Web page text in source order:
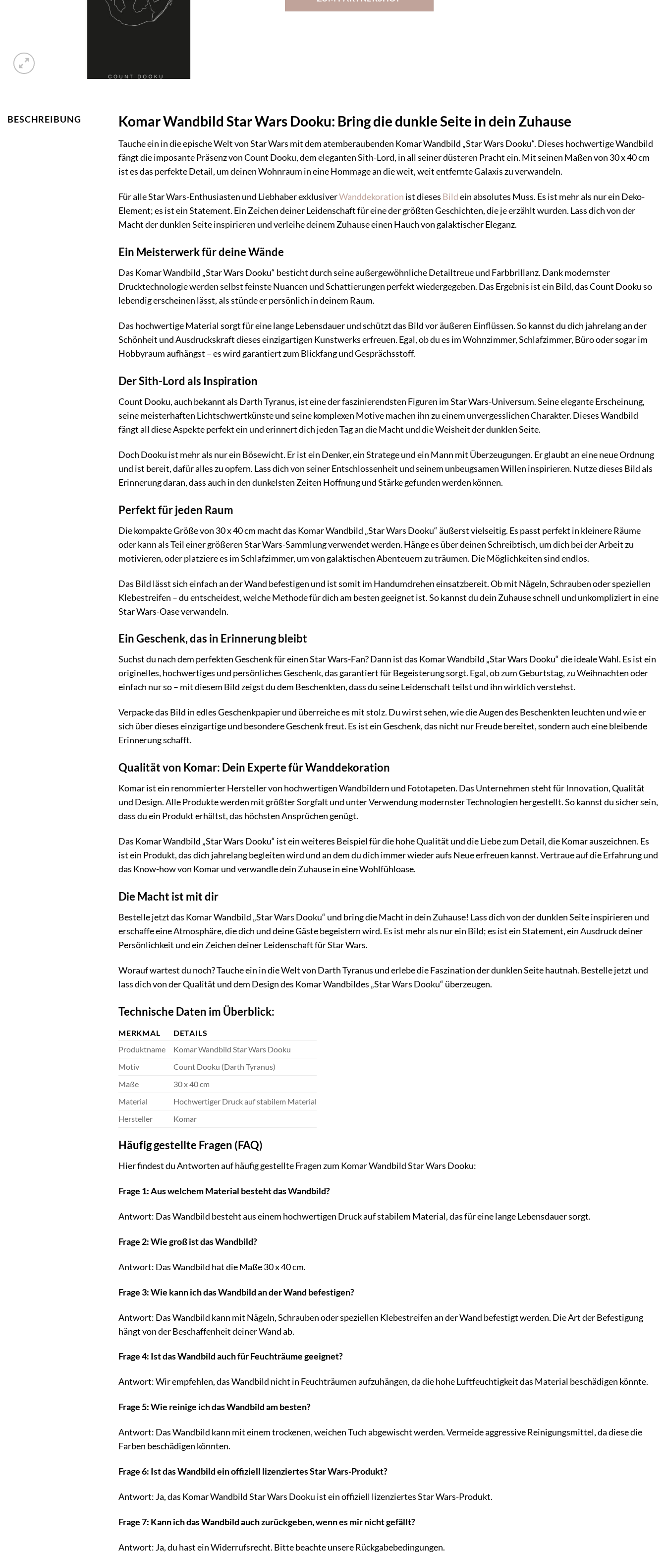
BESCHREIBUNG Komar Wandbild Star Wars Dooku: Bring die dunkle Seite in dein Zuhause
Tauche ein in die epische Welt von Star Wars mit dem atemberaubenden Komar Wandbild „Star Wars Dooku“. Dieses hochwertige Wandbild
fängt die imposante Präsenz von Count Dooku, dem eleganten Sith-Lord, in all seiner düsteren Pracht ein. Mit seinen Maßen von 30 x 40 cm
ist es das perfekte Detail, um deinen Wohnraum in eine Hommage an die weit, weit entfernte Galaxis zu verwandeln.
Für alle Star Wars-Enthusiasten und Liebhaber exklusiverWanddekoration ist dieses Bildein absolutes Muss. Es ist mehr als nur ein Deko-
Element; es ist ein Statement. Ein Zeichen deiner Leidenschaft für eine der größten Geschichten, die je erzählt wurden. Lass dich von der
Macht der dunklen Seite inspirieren und verleihe deinem Zuhause einen Hauch von galaktischer Eleganz.
Ein Meisterwerk für deine Wände
Das Komar Wandbild „Star Wars Dooku“ besticht durch seine außergewöhnliche Detailtreue und Farbbrillanz. Dank modernster
Drucktechnologie werden selbst feinste Nuancen und Schattierungen perfekt wiedergegeben. Das Ergebnis ist ein Bild, das Count Dooku so
lebendig erscheinen lässt, als stünde er persönlich in deinem Raum.
Das hochwertige Material sorgt für eine lange Lebensdauer und schützt das Bild vor äußeren Einflüssen. So kannst du dich jahrelang an der
Schönheit und Ausdruckskraft dieses einzigartigen Kunstwerks erfreuen. Egal, ob du es im Wohnzimmer, Schlafzimmer, Büro oder sogar im
Hobbyraum aufhängst – es wird garantiert zum Blickfang und Gesprächsstoff.
Der Sith-Lord als Inspiration
Count Dooku, auch bekannt als Darth Tyranus, ist eine der faszinierendsten Figuren im Star Wars-Universum. Seine elegante Erscheinung,
seine meisterhaften Lichtschwertkünste und seine komplexen Motive machen ihn zu einem unvergesslichen Charakter. Dieses Wandbild
fängt all diese Aspekte perfekt ein und erinnert dich jeden Tag an die Macht und die Weisheit der dunklen Seite.
Doch Dooku ist mehr als nur ein Bösewicht. Er ist ein Denker, ein Stratege und ein Mann mit Überzeugungen. Er glaubt an eine neue Ordnung
und ist bereit, dafür alles zu opfern. Lass dich von seiner Entschlossenheit und seinem unbeugsamen Willen inspirieren. Nutze dieses Bild als
Erinnerung daran, dass auch in den dunkelsten Zeiten Hoffnung und Stärke gefunden werden können.
Perfekt für jeden Raum
Die kompakte Größe von 30 x 40 cm macht das Komar Wandbild „Star Wars Dooku“ äußerst vielseitig. Es passt perfekt in kleinere Räume
oder kann als Teil einer größeren Star Wars-Sammlung verwendet werden. Hänge es über deinen Schreibtisch, um dich bei der Arbeit zu
motivieren, oder platziere es im Schlafzimmer, um von galaktischen Abenteuern zu träumen. Die Möglichkeiten sind endlos.
Das Bild lässt sich einfach an der Wand befestigen und ist somit im Handumdrehen einsatzbereit. Ob mit Nägeln, Schrauben oder speziellen
Klebestreifen – du entscheidest, welche Methode für dich am besten geeignet ist. So kannst du dein Zuhause schnell und unkompliziert in eine
Star Wars-Oase verwandeln.
Ein Geschenk, das in Erinnerung bleibt
Suchst du nach dem perfekten Geschenk für einen Star Wars-Fan? Dann ist das Komar Wandbild „Star Wars Dooku“ die ideale Wahl. Es ist ein
originelles, hochwertiges und persönliches Geschenk, das garantiert für Begeisterung sorgt. Egal, ob zum Geburtstag, zu Weihnachten oder
einfach nur so – mit diesem Bild zeigst du dem Beschenkten, dass du seine Leidenschaft teilst und ihn wirklich verstehst.
Verpacke das Bild in edles Geschenkpapier und überreiche es mit stolz. Du wirst sehen, wie die Augen des Beschenkten leuchten und wie er
sich über dieses einzigartige und besondere Geschenk freut. Es ist ein Geschenk, das nicht nur Freude bereitet, sondern auch eine bleibende
Erinnerung schafft.
Qualität von Komar: Dein Experte für Wanddekoration
Komar ist ein renommierter Hersteller von hochwertigen Wandbildern und Fototapeten. Das Unternehmen steht für Innovation, Qualität
und Design. Alle Produkte werden mit größter Sorgfalt und unter Verwendung modernster Technologien hergestellt. So kannst du sicher sein,
dass du ein Produkt erhältst, das höchsten Ansprüchen genügt.
Das Komar Wandbild „Star Wars Dooku“ ist ein weiteres Beispiel für die hohe Qualität und die Liebe zum Detail, die Komar auszeichnen. Es
ist ein Produkt, das dich jahrelang begleiten wird und an dem du dich immer wieder aufs Neue erfreuen kannst. Vertraue auf die Erfahrung und
das Know-how von Komar und verwandle dein Zuhause in eine Wohlfühloase.
Die Macht ist mit dir
Bestelle jetzt das Komar Wandbild „Star Wars Dooku“ und bring die Macht in dein Zuhause! Lass dich von der dunklen Seite inspirieren und
erschaffe eine Atmosphäre, die dich und deine Gäste begeistern wird. Es ist mehr als nur ein Bild; es ist ein Statement, ein Ausdruck deiner
Persönlichkeit und ein Zeichen deiner Leidenschaft für Star Wars.
Worauf wartest du noch? Tauche ein in die Welt von Darth Tyranus und erlebe die Faszination der dunklen Seite hautnah. Bestelle jetzt und
lass dich von der Qualität und dem Design des Komar Wandbildes „Star Wars Dooku“ überzeugen.
Technische Daten im Überblick:
MERKMAL
DETAILS
Produktname
Komar Wandbild Star Wars Dooku
Motiv
Count Dooku (Darth Tyranus)
Maße
30 x 40 cm
Material
Hochwertiger Druck auf stabilem Material
Hersteller
Komar
Häufig gestellte Fragen (FAQ)
Hier findest du Antworten auf häufig gestellte Fragen zum Komar Wandbild Star Wars Dooku:
Frage 1: Aus welchem Material besteht das Wandbild?
Antwort: Das Wandbild besteht aus einem hochwertigen Druck auf stabilem Material, das für eine lange Lebensdauer sorgt.
Frage 2: Wie groß ist das Wandbild?
Antwort: Das Wandbild hat die Maße 30 x 40 cm.
Frage 3: Wie kann ich das Wandbild an der Wand befestigen?
Antwort: Das Wandbild kann mit Nägeln, Schrauben oder speziellen Klebestreifen an der Wand befestigt werden. Die Art der Befestigung
hängt von der Beschaffenheit deiner Wand ab.
Frage 4: Ist das Wandbild auch für Feuchträume geeignet?
Antwort: Wir empfehlen, das Wandbild nicht in Feuchträumen aufzuhängen, da die hohe Luftfeuchtigkeit das Material beschädigen könnte.
Frage 5: Wie reinige ich das Wandbild am besten?
Antwort: Das Wandbild kann mit einem trockenen, weichen Tuch abgewischt werden. Vermeide aggressive Reinigungsmittel, da diese die
Farben beschädigen könnten.
Frage 6: Ist das Wandbild ein offiziell lizenziertes Star Wars-Produkt?
Antwort: Ja, das Komar Wandbild Star Wars Dooku ist ein offiziell lizenziertes Star Wars-Produkt.
Frage 7: Kann ich das Wandbild auch zurückgeben, wenn es mir nicht gefällt?
Antwort: Ja, du hast ein Widerrufsrecht. Bitte beachte unsere Rückgabebedingungen.